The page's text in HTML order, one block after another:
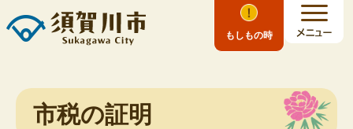
もしもの時
市税の証明